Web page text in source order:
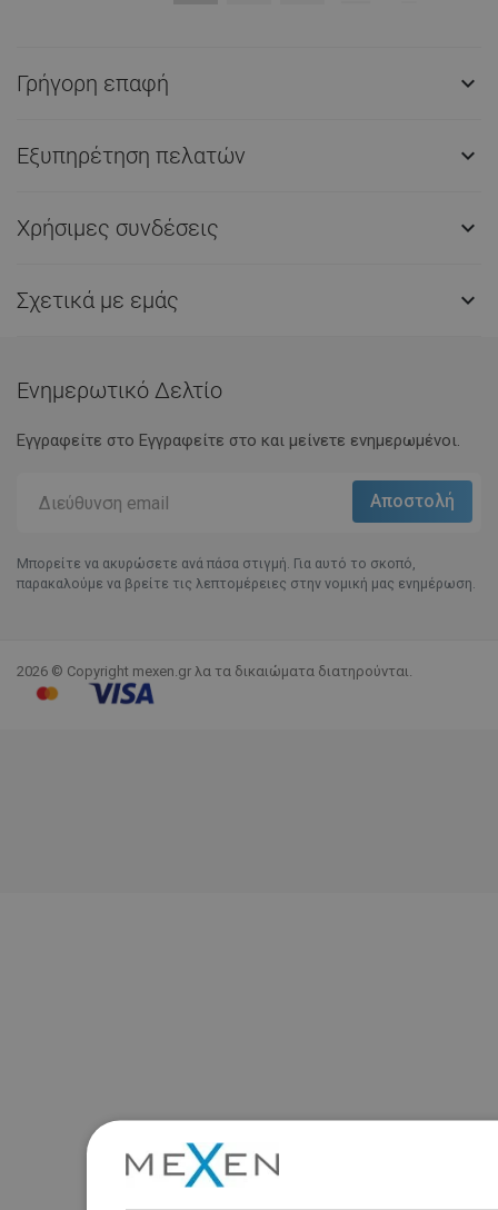
Γρήγορη επαφή 
Εξυπηρέτηση πελατών 
Χρήσιμες συνδέσεις 
Σχετικά με εμάς 
Ενημερωτικό Δελτίο
Εγγραφείτε στο Eγγραφείτε στο και μείνετε ενημερωμένοι.
Μπορείτε να ακυρώσετε ανά πάσα στιγμή. Για αυτό το σκοπό,
παρακαλούμε να βρείτε τις λεπτομέρειες στην νομική μας ενημέρωση.
2026 © Copyright mexen.gr λα τα δικαιώματα διατηρούνται.